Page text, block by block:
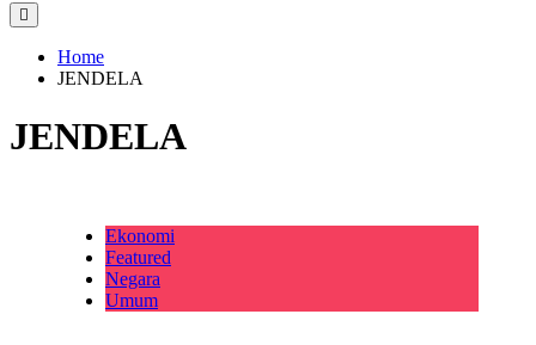
Home
JENDELA
JENDELA
Ekonomi
Featured
Negara
Umum